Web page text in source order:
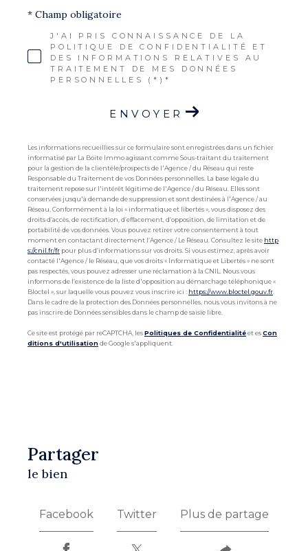
J'AI PRIS CONNAISSANCE DE LA
POLITIQUE DE CONFIDENTIALITÉ ET
DES INFORMATIONS RELATIVES AU
TRAITEMENT DE MES DONNÉES
PERSONNELLES (*)*
* Champ obligatoire
ENVOYER
Les informations recueillies sur ce formulaire sont enregistrées dans un fichier
informatisé par La Boite Immo agissant comme Sous-traitant du traitement
pour la gestion de la clientèle/prospects de l'Agence / du Réseau qui reste
Responsable du Traitement de vos Données personnelles. La base légale du
traitement repose sur l'intérêt légitime de l'Agence / du Réseau. Elles sont
conservées jusqu'à demande de suppression et sont destinées à l'Agence / au
Réseau. Conformément à la loi « informatique et libertés », vous disposez des
droits d’accès, de rectification, d’effacement, d’opposition, de limitation et de
portabilité de vos données. Vous pouvez retirer votre consentement à tout
moment en contactant directement l’Agence / Le Réseau. Consultez le site http
s://cnil.fr/fr pour plus d’informations sur vos droits. Si vous estimez, après avoir
contacté l'Agence / le Réseau, que vos droits « Informatique et Libertés » ne sont
pas respectés, vous pouvez adresser une réclamation à la CNIL. Nous vous
informons de l’existence de la liste d'opposition au démarchage téléphonique «
Bloctel », sur laquelle vous pouvez vous inscrire ici : https://www.bloctel.gouv.fr
Dans le cadre de la protection des Données personnelles, nous vous invitons à ne
pas inscrire de Données sensibles dans le champ de saisie libre.
Ce site est protégé par reCAPTCHA, lesPolitiques de Confidentialitéet esCon
ditions d'utilisationde Google s'appliquent.
partager
le bien
Facebook Twitter Plus de partage